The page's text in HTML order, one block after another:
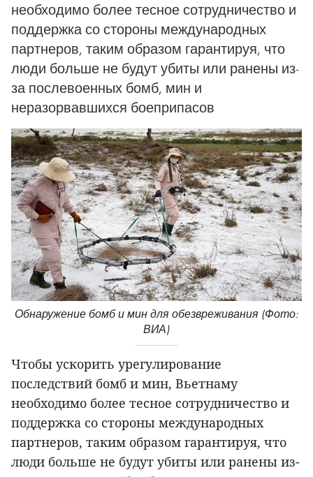
необходимо более тесное сотрудничество и
поддержка со стороны международных
партнеров, таким образом гарантируя, что
люди больше не будут убиты или ранены из-
за послевоенных бомб, мин и
неразорвавшихся боеприпасов
Обнаружение бомб и мин для обезвреживания (Фото:
ВИА)
Чтобы ускорить урегулирование
последствий бомб и мин, Вьетнаму
необходимо более тесное сотрудничество и
поддержка со стороны международных
партнеров, таким образом гарантируя, что
люди больше не будут убиты или ранены из-